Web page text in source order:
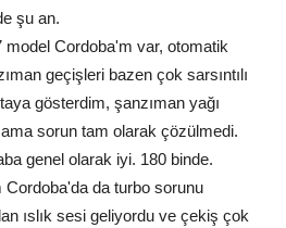
şu an.
model Cordoba'm var, otomatik
geçişleri bazen çok sarsıntılı
gösterdim, şanzıman yağı
sorun tam olarak çözülmedi.
genel olarak iyi. 180 binde.
Cordoba'da da turbo sorunu
ıslık sesi geliyordu ve çekiş çok